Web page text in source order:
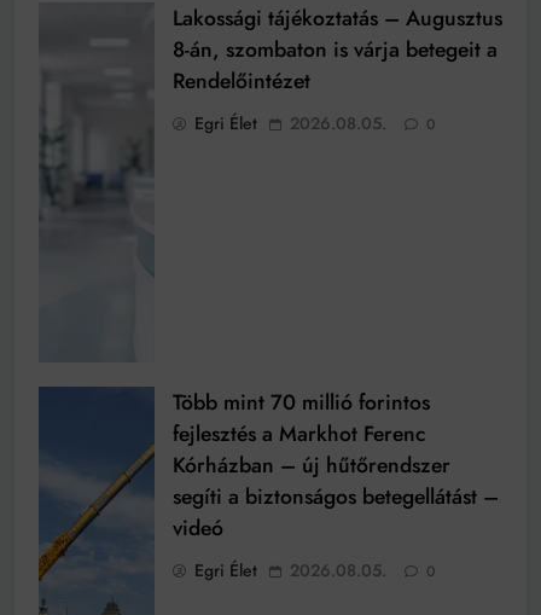
Lakossági tájékoztatás – Augusztus
8-án, szombaton is várja betegeit a
Rendelőintézet
Egri Élet 2026.08.05. 0
Több mint 70 millió forintos
fejlesztés a Markhot Ferenc
Kórházban – új hűtőrendszer
segíti a biztonságos betegellátást –
videó
Egri Élet 2026.08.05. 0